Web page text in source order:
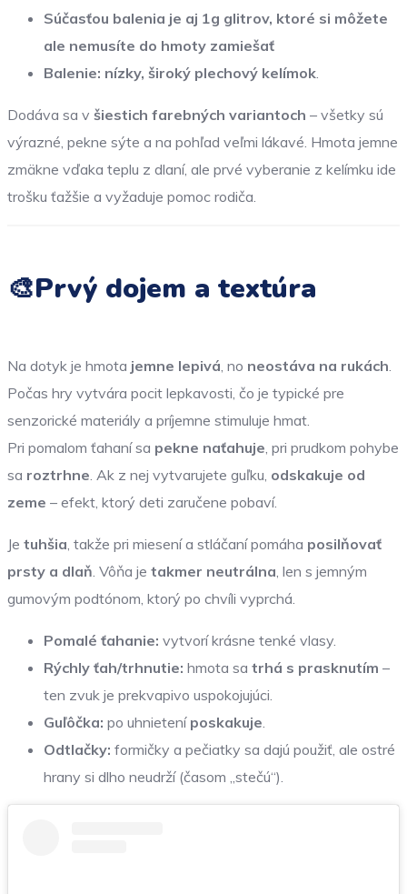
Súčasťou balenia je aj 1g glitrov, ktoré si môžete
ale nemusíte do hmoty zamiešať
Balenie: nízky, široký plechový kelímok
Dodáva sa v šiestich farebných variantoch – všetky sú
výrazné, pekne sýte a na pohľad veľmi lákavé. Hmota jemne
zmäkne vďaka teplu z dlaní, ale prvé vyberanie z kelímku ide
trošku ťažšie a vyžaduje pomoc rodiča.
🎨Prvý dojem a textúra
Na dotyk je hmota jemne lepivá, no neostáva na rukách.
Počas hry vytvára pocit lepkavosti, čo je typické pre
senzorické materiály a príjemne stimuluje hmat.
Pri pomalom ťahaní sa pekne naťahuje, pri prudkom pohybe
sa roztrhne. Ak z nej vytvarujete guľku, odskakuje od
zeme – efekt, ktorý deti zaručene pobaví.
Je tuhšia, takže pri miesení a stláčaní pomáha posilňovať
prsty a dlaň. Vôňa je takmer neutrálna, len s jemným
gumovým podtónom, ktorý po chvíli vyprchá.
Pomalé ťahanie: vytvorí krásne tenké vlasy.
Rýchly ťah/trhnutie: hmota sa trhá s prasknutím –
ten zvuk je prekvapivo uspokojujúci.
Guľôčka: po uhnietení poskakuje.
Odtlačky: formičky a pečiatky sa dajú použiť, ale ostré
hrany si dlho neudrží (časom „stečú“).